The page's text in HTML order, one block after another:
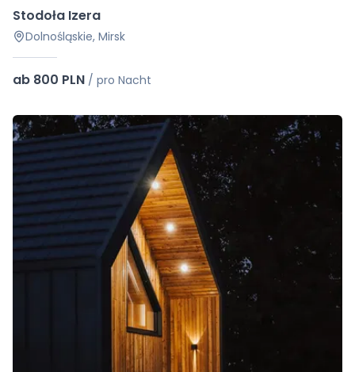
Stodoła Izera
Dolnośląskie, Mirsk
ab 800 PLN / pro Nacht